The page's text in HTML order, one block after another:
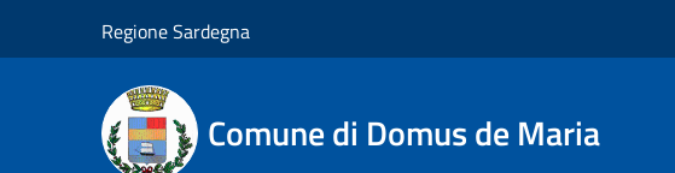
Regione Sardegna
Comune di Domus de Maria